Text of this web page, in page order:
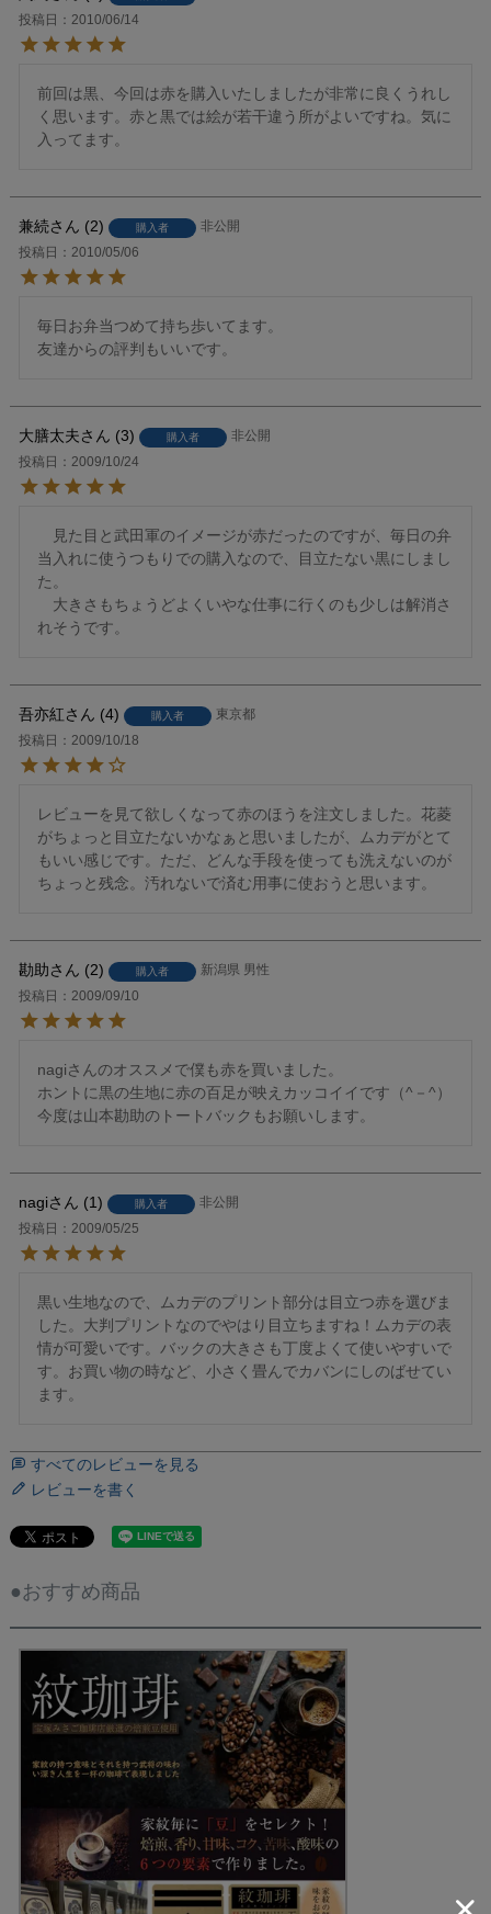
投稿日
2010/06/14
前回は黒、今回は赤を購入いたしましたが非常に良くうれし
く思います。赤と黒では絵が若干違う所がよいですね。気に
入ってます。
兼続 2 購入者
非公開
投稿日
2010/05/06
毎日お弁当つめて持ち歩いてます。
友達からの評判もいいです。
大膳太夫 3 購入者
非公開
投稿日
2009/10/24
見た目と武田軍のイメージが赤だったのですが、毎日の弁
当入れに使うつもりでの購入なので、目立たない黒にしまし
た。
大きさもちょうどよくいやな仕事に行くのも少しは解消さ
吾亦紅 4 購入者
東京都
投稿日
2009/10/18
レビューを見て欲しくなって赤のほうを注文しました。花菱
がちょっと目立たないかなぁと思いましたが、ムカデがとて
もいい感じです。ただ、どんな手段を使っても洗えないのが
ちょっと残念。汚れないで済む用事に使おうと思います。
勘助 2 購入者 新潟県 男性
投稿日
2009/09/10
nagiさんのオススメで僕も赤を買いました。
ホントに黒の生地に赤の百足が映えカッコイイです（^－^）
nagi 1 購入者
非公開
投稿日
2009/05/25
黒い生地なので、ムカデのプリント部分は目立つ赤を選びま
した。大判プリントなのでやはり目立ちますね！ムカデの表
情が可愛いです。バックの大きさも丁度よくて使いやすいで
す。お買い物の時など、小さく畳んでカバンにしのばせてい
ます。
すべてのレビューを見る
レビューを書く
●おすすめ商品